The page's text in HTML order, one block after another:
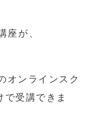
座が、
オンラインスク
受講できま